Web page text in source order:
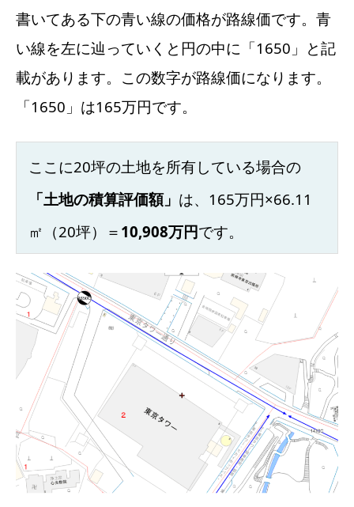
書いてある下の青い線の価格が路線価です。青
い線を左に辿っていくと円の中に「1650」と記
載があります。この数字が路線価になります。
「1650」は165万円です。
ここに20坪の土地を所有している場合の
「土地の積算評価額」 は、 165万円×66.11
㎡（20坪）＝ 10,908万円です。